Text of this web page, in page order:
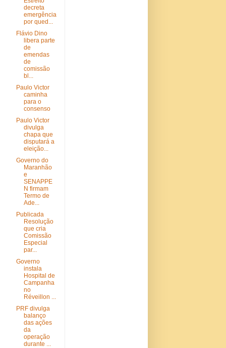
decreta
emergência
por qued...
Flávio Dino
libera parte
de
emendas
de
comissão
bl...
Paulo Victor
caminha
para o
consenso
Paulo Victor
divulga
chapa que
disputará a
eleição...
Governo do
Maranhão
e
SENAPPE
N firmam
Termo de
Ade...
Publicada
Resolução
que cria
Comissão
Especial
par...
Governo
instala
Hospital de
Campanha
no
Réveillon ...
PRF divulga
balanço
das ações
da
operação
durante ...